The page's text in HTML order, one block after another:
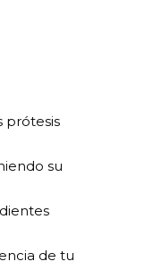
prótesis
su
de tu